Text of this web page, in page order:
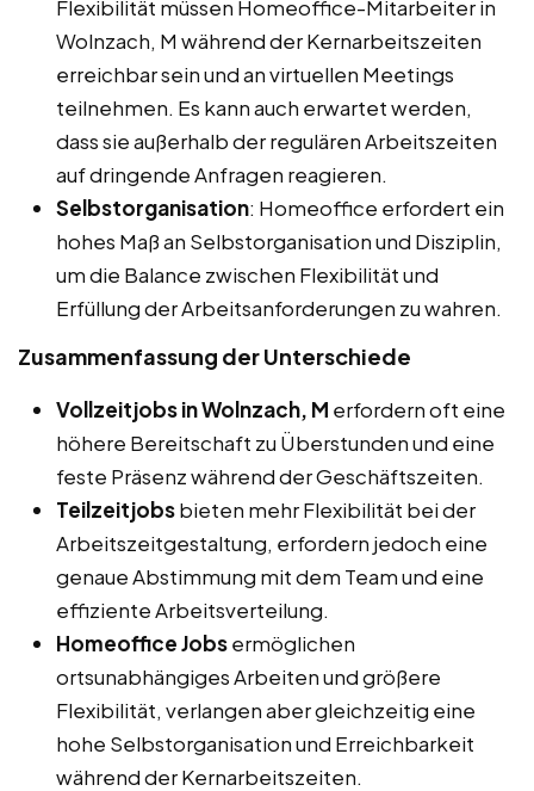
Flexibilität müssen Homeoffice-Mitarbeiter in
Wolnzach, M während der Kernarbeitszeiten
erreichbar sein und an virtuellen Meetings
teilnehmen. Es kann auch erwartet werden,
dass sie außerhalb der regulären Arbeitszeiten
auf dringende Anfragen reagieren.
Selbstorganisation: Homeoffice erfordert ein
hohes Maß an Selbstorganisation und Disziplin,
um die Balance zwischen Flexibilität und
Erfüllung der Arbeitsanforderungen zu wahren.
Zusammenfassung der Unterschiede
Vollzeitjobs in Wolnzach, M erfordern oft eine
höhere Bereitschaft zu Überstunden und eine
feste Präsenz während der Geschäftszeiten.
Teilzeitjobsbieten mehr Flexibilität bei der
Arbeitszeitgestaltung, erfordern jedoch eine
genaue Abstimmung mit dem Team und eine
effiziente Arbeitsverteilung.
Homeoffice Jobsermöglichen
ortsunabhängiges Arbeiten und größere
Flexibilität, verlangen aber gleichzeitig eine
hohe Selbstorganisation und Erreichbarkeit
während der Kernarbeitszeiten.